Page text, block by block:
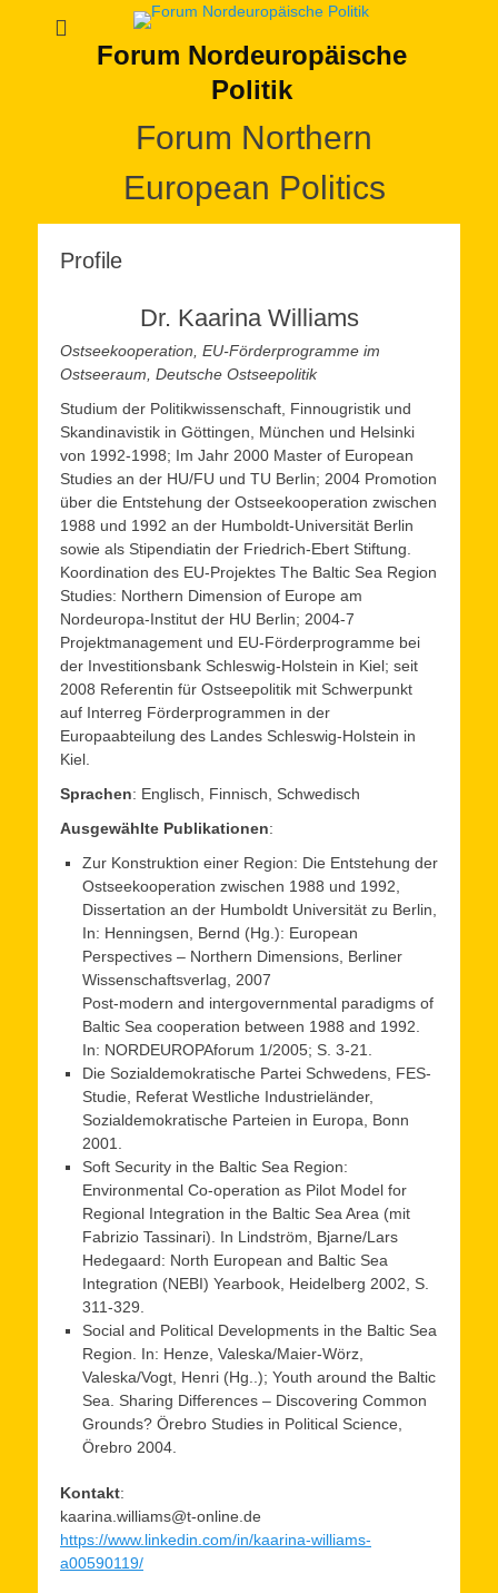
Forum Nordeuropäische
Politik
Forum Northern
European Politics
Profile
Dr. Kaarina Williams
Ostseekooperation, EU-Förderprogramme im
Ostseeraum, Deutsche Ostseepolitik
Studium der Politikwissenschaft, Finnougristik und
Skandinavistik in Göttingen, München und Helsinki
von 1992-1998; Im Jahr 2000 Master of European
Studies an der HU/FU und TU Berlin; 2004 Promotion
über die Entstehung der Ostseekooperation zwischen
1988 und 1992 an der Humboldt-Universität Berlin
sowie als Stipendiatin der Friedrich-Ebert Stiftung.
Koordination des EU-Projektes The Baltic Sea Region
Studies: Northern Dimension of Europe am
Nordeuropa-Institut der HU Berlin; 2004-7
Projektmanagement und EU-Förderprogramme bei
der Investitionsbank Schleswig-Holstein in Kiel; seit
2008 Referentin für Ostseepolitik mit Schwerpunkt
auf Interreg Förderprogrammen in der
Europaabteilung des Landes Schleswig-Holstein in
Kiel.
Sprachen: Englisch, Finnisch, Schwedisch
Ausgewählte Publikationen:
Zur Konstruktion einer Region: Die Entstehung der
Ostseekooperation zwischen 1988 und 1992,
Dissertation an der Humboldt Universität zu Berlin,
In: Henningsen, Bernd (Hg.): European
Perspectives – Northern Dimensions, Berliner
Wissenschaftsverlag, 2007
Post-modern and intergovernmental paradigms of
Baltic Sea cooperation between 1988 and 1992.
In: NORDEUROPAforum 1/2005; S. 3-21.
Die Sozialdemokratische Partei Schwedens, FES-
Studie, Referat Westliche Industrieländer,
Sozialdemokratische Parteien in Europa, Bonn
2001.
Soft Security in the Baltic Sea Region:
Environmental Co-operation as Pilot Model for
Regional Integration in the Baltic Sea Area (mit
Fabrizio Tassinari). In Lindström, Bjarne/Lars
Hedegaard: North European and Baltic Sea
Integration (NEBI) Yearbook, Heidelberg 2002, S.
311-329.
Social and Political Developments in the Baltic Sea
Region. In: Henze, Valeska/Maier-Wörz,
Valeska/Vogt, Henri (Hg..); Youth around the Baltic
Sea. Sharing Differences – Discovering Common
Grounds? Örebro Studies in Political Science,
Örebro 2004.
Kontakt:
kaarina.williams@t-online.de
https://www.linkedin.com/in/kaarina-williams-
a00590119/